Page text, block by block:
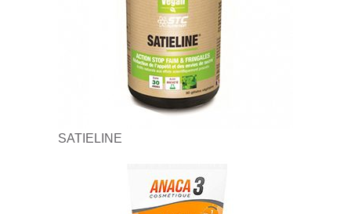
SATIELINE